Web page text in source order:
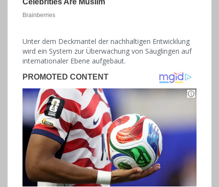
Unter dem Deckmantel der nachhaltigen Entwicklung
wird ein System zur Überwachung von Säuglingen auf
internationaler Ebene aufgebaut.